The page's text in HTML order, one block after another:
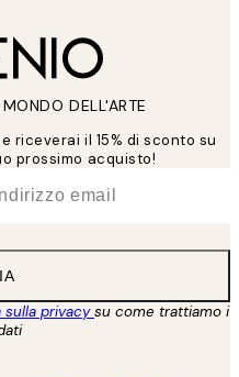
DELL'ARTE
riceverai il 15% di sconto su
prossimo acquisto!
sulla privacysu come trattiamo i